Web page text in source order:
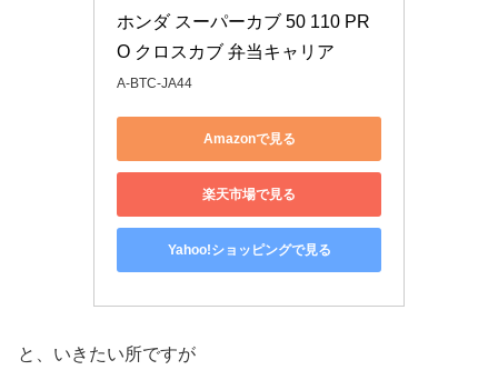
ホンダ スーパーカブ 50 110 PR
O クロスカブ 弁当キャリア
A-BTC-JA44
Amazonで見る
楽天市場で見る
Yahoo!ショッピングで見る
と、いきたい所ですが